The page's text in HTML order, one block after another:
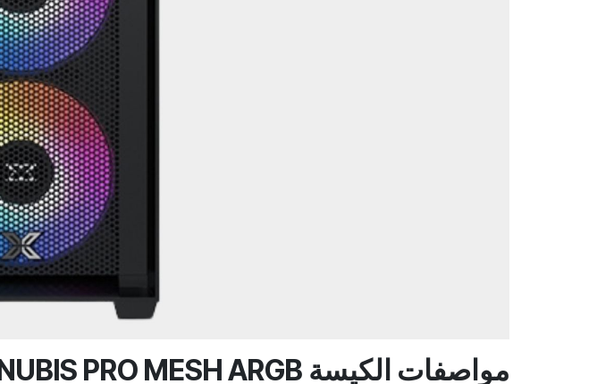
مواصفات الكيسة XIGMATEK ANUBIS PRO MESH ARGB